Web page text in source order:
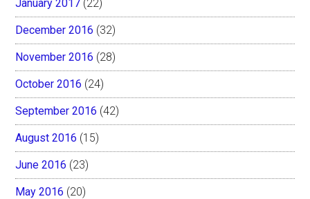
January 2017 (22)
December 2016 (32)
November 2016 (28)
October 2016 (24)
September 2016 (42)
August 2016 (15)
June 2016 (23)
May 2016 (20)